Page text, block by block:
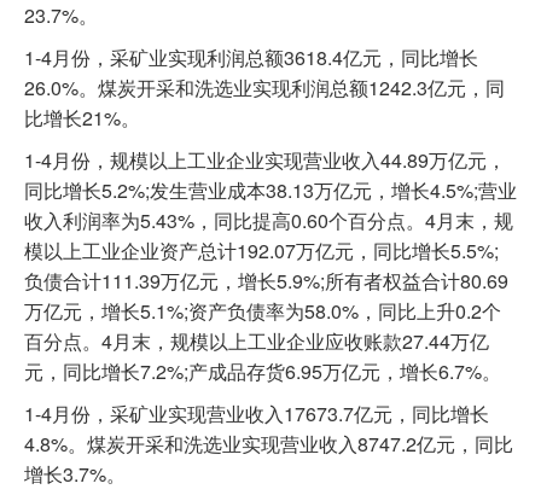
23.7%。
1-4月份，采矿业实现利润总额3618.4亿元，同比增长
26.0%。煤炭开采和洗选业实现利润总额1242.3亿元，同
比增长21%。
1-4月份，规模以上工业企业实现营业收入44.89万亿元，
同比增长5.2%;发生营业成本38.13万亿元，增长4.5%;营业
收入利润率为5.43%，同比提高0.60个百分点。4月末，规
模以上工业企业资产总计192.07万亿元，同比增长5.5%;
负债合计111.39万亿元，增长5.9%;所有者权益合计80.69
万亿元，增长5.1%;资产负债率为58.0%，同比上升0.2个
百分点。4月末，规模以上工业企业应收账款27.44万亿
元，同比增长7.2%;产成品存货6.95万亿元，增长6.7%。
1-4月份，采矿业实现营业收入17673.7亿元，同比增长
4.8%。煤炭开采和洗选业实现营业收入8747.2亿元，同比
增长3.7%。